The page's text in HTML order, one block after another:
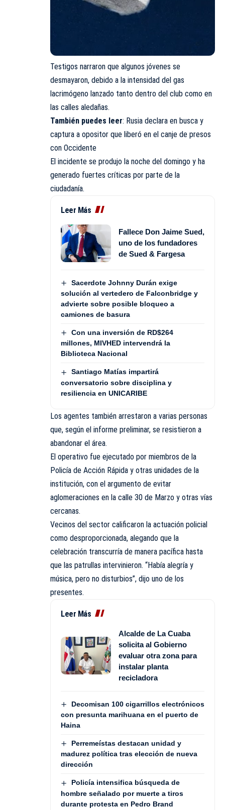
Testigos narraron que algunos jóvenes se
desmayaron, debido a la intensidad del gas
lacrimógeno lanzado tanto dentro del club como en
las calles aledañas.
También puedes leer: Rusia declara en busca y
captura a opositor que liberó en el canje de presos
con Occidente
El incidente se produjo la noche del domingo y ha
generado fuertes críticas por parte de la
ciudadanía.
Leer Más
Fallece Don Jaime Sued,
uno de los fundadores
de Sued & Fargesa
Sacerdote Johnny Durán exige
solución al vertedero de Falconbridge y
advierte sobre posible bloqueo a
camiones de basura
Con una inversión de RD$264
millones, MIVHED intervendrá la
Biblioteca Nacional
Santiago Matías impartirá
conversatorio sobre disciplina y
resiliencia en UNICARIBE
Los agentes también arrestaron a varias personas
que, según el informe preliminar, se resistieron a
abandonar el área.
El operativo fue ejecutado por miembros de la
Policía de Acción Rápida y otras unidades de la
institución, con el argumento de evitar
aglomeraciones en la calle 30 de Marzo y otras vías
cercanas.
Vecinos del sector calificaron la actuación policial
como desproporcionada, alegando que la
celebración transcurría de manera pacífica hasta
que las patrullas intervinieron. “Había alegría y
música, pero no disturbios”, dijo uno de los
presentes.
Leer Más
Alcalde de La Cuaba
solicita al Gobierno
evaluar otra zona para
instalar planta
recicladora
Decomisan 100 cigarrillos electrónicos
con presunta marihuana en el puerto de
Haina
Perremeístas destacan unidad y
madurez política tras elección de nueva
dirección
Policía intensifica búsqueda de
hombre señalado por muerte a tiros
durante protesta en Pedro Brand